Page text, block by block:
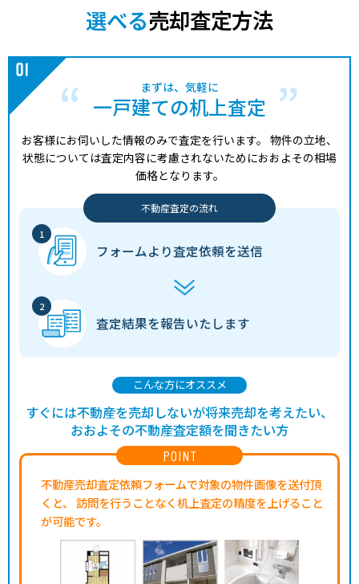
選べる売却査定方法
まずは、気軽に
一戸建ての机上査定
お客様にお伺いした情報のみで査定を行います。 物件の立地、
状態については査定内容に考慮されないためにおおよその相場
価格となります。
不動産査定の流れ
フォームより査定依頼を送信
査定結果を報告いたします
POINT
不動産売却査定依頼フォームで対象の物件画像を送付頂
くと、
訪問を行うことなく机上査定の精度を上げること
が可能です。
こんな方にオススメ
すぐには不動産を売却しないが将来売却を考えたい、
おおよその不動産査定額を聞きたい方